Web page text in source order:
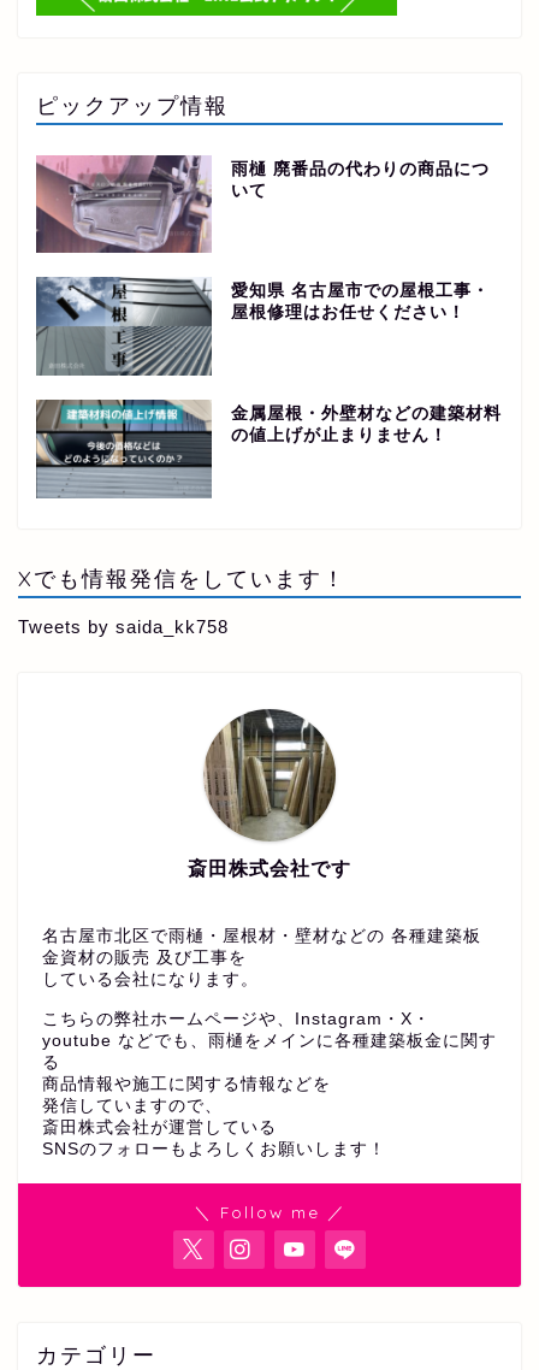
ピックアップ情報
雨樋 廃番品の代わりの商品につ
いて
愛知県 名古屋市での屋根工事・
屋根修理はお任せください！
金属屋根・外壁材などの建築材料
の値上げが止まりません！
Xでも情報発信をしています！
Tweets by saida_kk758
斎田株式会社です
名古屋市北区で雨樋・屋根材・壁材などの 各種建築板
金資材の販売 及び工事を
している会社になります。
こちらの弊社ホームページや、Instagram・X・
youtube などでも、雨樋をメインに各種建築板金に関す
る
商品情報や施工に関する情報などを
発信していますので、
斎田株式会社が運営している
SNSのフォローもよろしくお願いします！
＼ Follow me ／
カテゴリー